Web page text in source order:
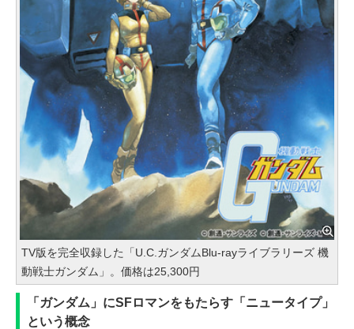
TV版を完全収録した「U.C.ガンダムBlu-rayライブラリーズ 機
動戦士ガンダム」。価格は25,300円
「ガンダム」にSFロマンをもたらす「ニュータイプ」
という概念